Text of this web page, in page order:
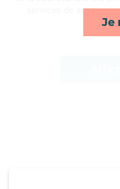
Je
services de activités,